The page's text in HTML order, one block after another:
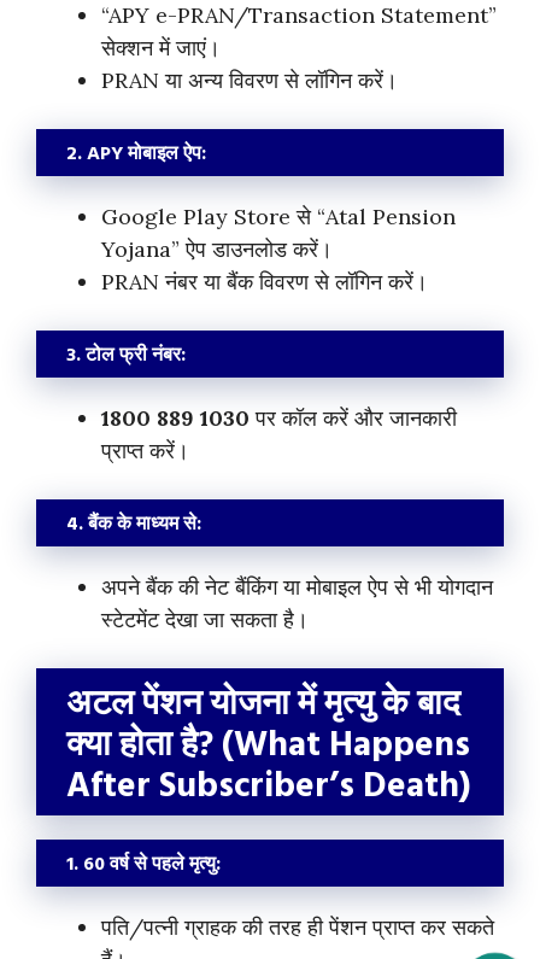
“APY e-PRAN/Transaction Statement”
सेक्शन में जाएं।
PRAN या अन्य विवरण से लॉगिन करें।
2. APY मोबाइल ऐप:
Google Play Store से “Atal Pension
Yojana” ऐप डाउनलोड करें।
PRAN नंबर या बैंक विवरण से लॉगिन करें।
3. टोल फ्री नंबर:
1800 889 1030 पर कॉल करें और जानकारी
प्राप्त करें।
4. बैंक के माध्यम से:
अपने बैंक की नेट बैंकिंग या मोबाइल ऐप से भी योगदान
स्टेटमेंट देखा जा सकता है।
अटल पेंशन योजना में मृत्यु के बाद
क्या होता है? (What Happens
After Subscriber’s Death)
1. 60 वर्ष से पहले मृत्यु:
पति/पत्नी ग्राहक की तरह ही पेंशन प्राप्त कर सकते